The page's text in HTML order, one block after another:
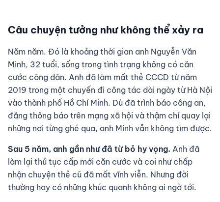
Câu chuyện tưởng như không thể xảy ra
Năm năm. Đó là khoảng thời gian anh Nguyễn Văn
Minh, 32 tuổi, sống trong tình trạng không có căn
cước công dân. Anh đã làm mất thẻ CCCD từ năm
2019 trong một chuyến đi công tác dài ngày từ Hà Nội
vào thành phố Hồ Chí Minh. Dù đã trình báo công an,
đăng thông báo trên mạng xã hội và thậm chí quay lại
những nơi từng ghé qua, anh Minh vẫn không tìm được.
Sau 5 năm, anh gần như đã từ bỏ hy vọng. Anh đã
làm lại thủ tục cấp mới căn cước và coi như chấp
nhận chuyện thẻ cũ đã mất vĩnh viễn. Nhưng đời
thường hay có những khúc quanh không ai ngờ tới.